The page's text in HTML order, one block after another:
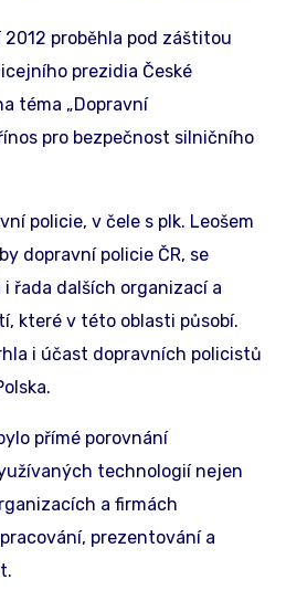
2012 proběhla pod záštitou
prezidia České
téma „Dopravní
pro bezpečnost silničního
policie, v čele s plk. Leošem
dopravní policie ČR, se
řada dalších organizací a
které v této oblasti působí.
i účast dopravních policistů
přímé porovnání
technologií nejen
a firmách
prezentování a